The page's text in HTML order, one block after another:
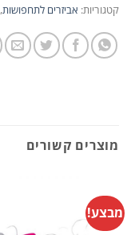
קטגוריות: אביזרים לתחפושות,
מוצרים קשורים
מבצע!